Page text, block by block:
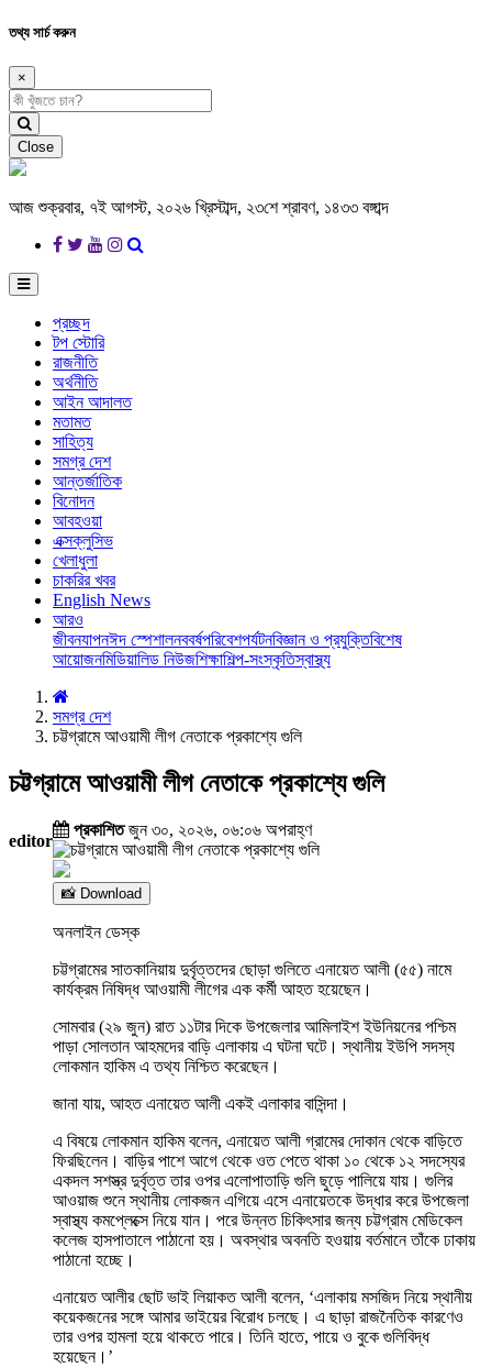
তথ্য সার্চ করুন
×
Close
আজ শুক্রবার, ৭ই আগস্ট, ২০২৬ খ্রিস্টাব্দ, ২৩শে শ্রাবণ, ১৪৩৩ বঙ্গাব্দ
প্রচ্ছদ
টপ স্টোরি
রাজনীতি
অর্থনীতি
আইন আদালত
মতামত
সাহিত্য
সমগ্র দেশ
আন্তর্জাতিক
বিনোদন
আবহওয়া
এক্সক্লুসিভ
খেলাধুলা
চাকরির খবর
English News
আরও
জীবনযাপনঈদ স্পেশালনববর্ষপরিবেশপর্যটনবিজ্ঞান ও প্রযুক্তিবিশেষ
আয়োজনমিডিয়ালিড নিউজশিক্ষাশিল্প-সংস্কৃতিস্বাস্থ্য
সমগ্র দেশ
চট্টগ্রামে আওয়ামী লীগ নেতাকে প্রকাশ্যে গুলি
চট্টগ্রামে আওয়ামী লীগ নেতাকে প্রকাশ্যে গুলি
editor
প্রকাশিতজুন ৩০, ২০২৬, ০৬:০৬ অপরাহ্ণ
📸 Download
অনলাইন ডেস্ক
চট্টগ্রামের সাতকানিয়ায় দুর্বৃত্তদের ছোড়া গুলিতে এনায়েত আলী (৫৫) নামে
কার্যক্রম নিষিদ্ধ আওয়ামী লীগের এক কর্মী আহত হয়েছেন।
সোমবার (২৯ জুন) রাত ১১টার দিকে উপজেলার আমিলাইশ ইউনিয়নের পশ্চিম
পাড়া সোলতান আহমদের বাড়ি এলাকায় এ ঘটনা ঘটে। স্থানীয় ইউপি সদস্য
লোকমান হাকিম এ তথ্য নিশ্চিত করেছেন।
জানা যায়, আহত এনায়েত আলী একই এলাকার বাসিন্দা।
এ বিষয়ে লোকমান হাকিম বলেন, এনায়েত আলী গ্রামের দোকান থেকে বাড়িতে
ফিরছিলেন। বাড়ির পাশে আগে থেকে ওত পেতে থাকা ১০ থেকে ১২ সদস্যের
একদল সশস্ত্র দুর্বৃত্ত তার ওপর এলোপাতাড়ি গুলি ছুড়ে পালিয়ে যায়। গুলির
আওয়াজ শুনে স্থানীয় লোকজন এগিয়ে এসে এনায়েতকে উদ্ধার করে উপজেলা
স্বাস্থ্য কমপ্লেক্সে নিয়ে যান। পরে উন্নত চিকিৎসার জন্য চট্টগ্রাম মেডিকেল
কলেজ হাসপাতালে পাঠানো হয়। অবস্থার অবনতি হওয়ায় বর্তমানে তাঁকে ঢাকায়
পাঠানো হচ্ছে।
এনায়েত আলীর ছোট ভাই লিয়াকত আলী বলেন, ‘এলাকায় মসজিদ নিয়ে স্থানীয়
কয়েকজনের সঙ্গে আমার ভাইয়ের বিরোধ চলছে। এ ছাড়া রাজনৈতিক কারণেও
তার ওপর হামলা হয়ে থাকতে পারে। তিনি হাতে, পায়ে ও বুকে গুলিবিদ্ধ
হয়েছেন।’